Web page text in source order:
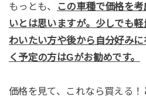
もっとも、
この車種で価格を
いとは思いますが。少しでも
わいたい方や後から自分好み
く予定の方はGがお勧めです。
価格を見て、これなら買える